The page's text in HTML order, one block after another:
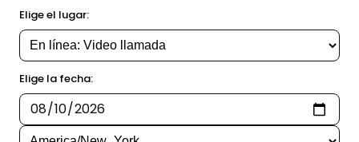
Elige el lugar:
Elige la fecha: